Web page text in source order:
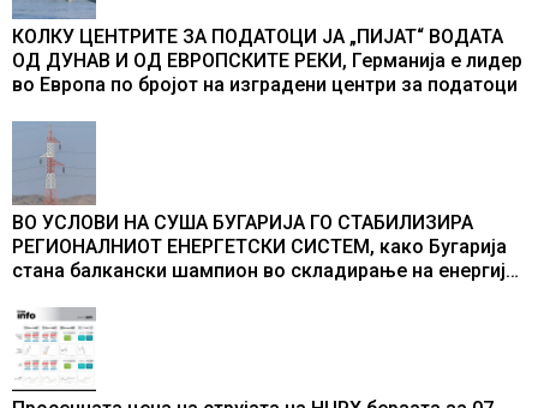
КОЛКУ ЦЕНТРИТЕ ЗА ПОДАТОЦИ ЈА „ПИЈАТ“ ВОДАТА
ОД ДУНАВ И ОД ЕВРОПСКИТЕ РЕКИ, Германија е лидер
во Европа по бројот на изградени центри за податоци
ВО УСЛОВИ НА СУША БУГАРИЈА ГО СТАБИЛИЗИРА
РЕГИОНАЛНИОТ ЕНЕРГЕТСКИ СИСТЕМ, како Бугарија
стана балкански шампион во складирање на енергија